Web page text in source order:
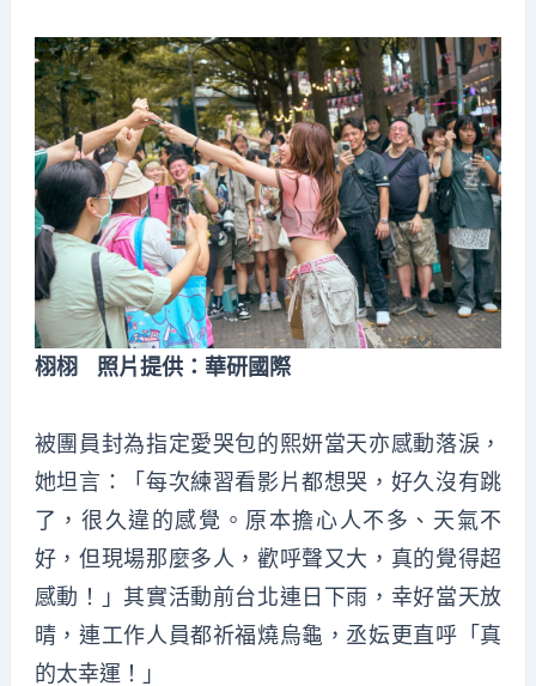
栩栩 照片提供：華研國際
被團員封為指定愛哭包的熙妍當天亦感動落淚，
她坦言：「每次練習看影片都想哭，好久沒有跳
了，很久違的感覺。原本擔心人不多、天氣不
好，但現場那麼多人，歡呼聲又大，真的覺得超
感動！」其實活動前台北連日下雨，幸好當天放
晴，連工作人員都祈福燒烏龜，丞妘更直呼「真
的太幸運！」